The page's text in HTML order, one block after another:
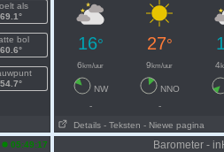
als
69.1°
bol
60.6°
54.7°
16° 27°
6km/uur 9km/uur 4
NW NNO
-
-
Details - Teksten - Niewe pagina
05:49:17 Barometer -